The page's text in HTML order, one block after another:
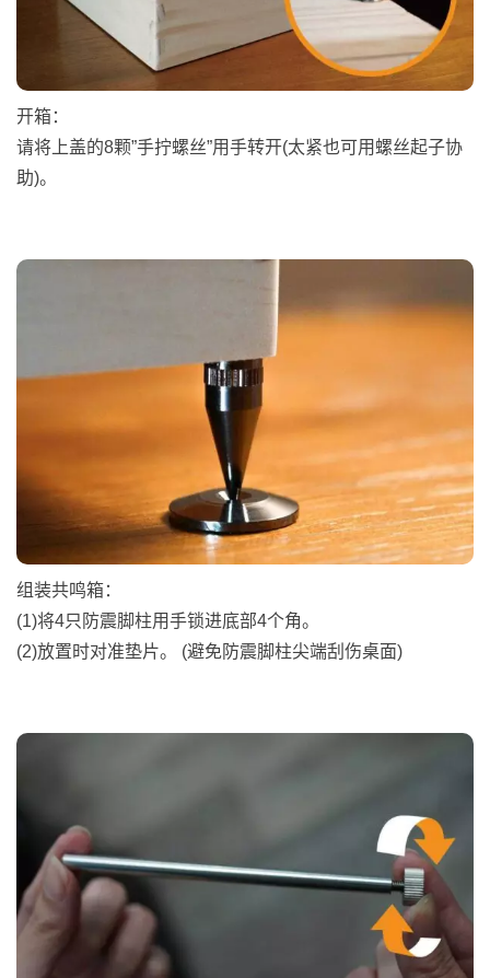
开箱：
请将上盖的8颗”手拧螺丝”用手转开(太紧也可用螺丝起子协
助)。
组装共鸣箱：
(1)将4只防震脚柱用手锁进底部4个角。
(2)放置时对准垫片。 (避免防震脚柱尖端刮伤桌面)